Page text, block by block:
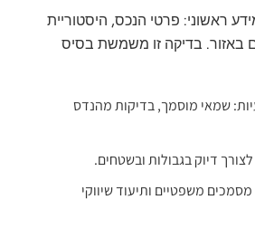
ראשוני: פרטי הנכס, היסטוריית
באזור. בדיקה זו משמשת בסיס
שמאי מוסמך, בדיקות מהנדס
דיוק בגבולות ובשטחים.
מסמכים משפטיים ותיעוד שיווקי